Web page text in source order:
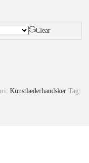
Clear
Kunstlæderhandsker Tag: